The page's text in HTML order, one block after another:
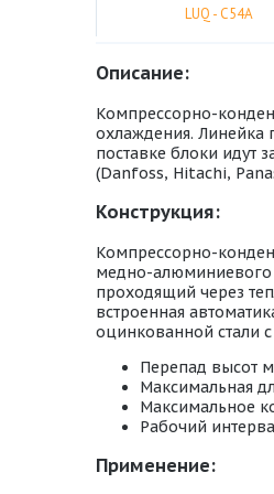
LUQ - С54А
Описание:
Компрессорно-
охлаждения. Линейка
поставке блоки идут
(Danfoss, Hitachi,
Конструкция:
Компрессорно-
медно-алюминиевого
проходящий через
встроенная
оцинкованной стали
Перепад высот
Максимальная
Максимальное
Рабочий
Применение: